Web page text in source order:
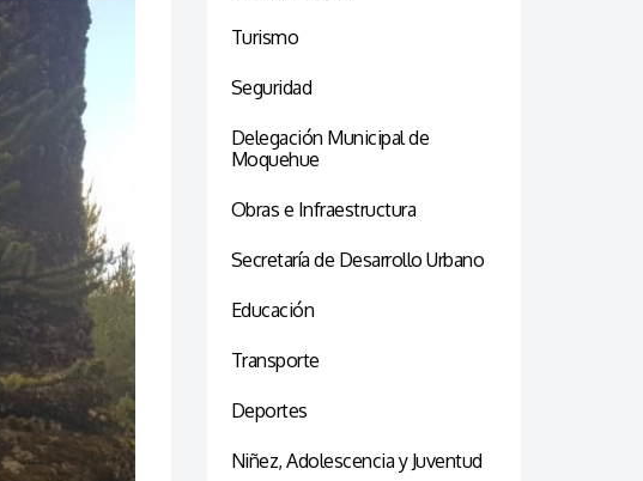
Turismo
Seguridad
Delegación Municipal de
Moquehue
Obras e Infraestructura
Secretaría de Desarrollo Urbano
Educación
Transporte
Deportes
Niñez, Adolescencia y Juventud